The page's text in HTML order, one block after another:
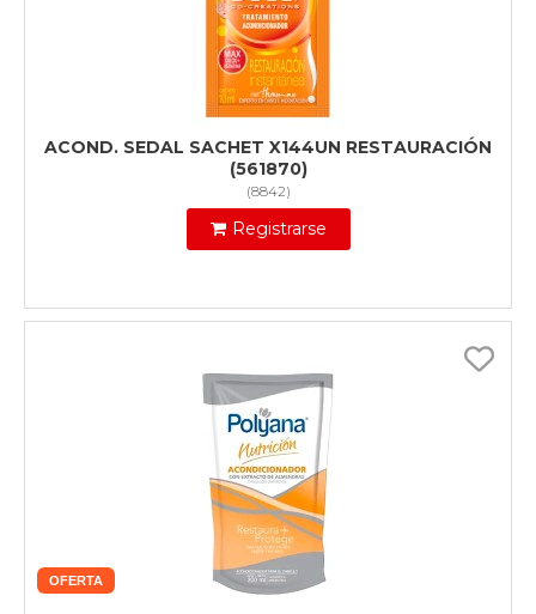
ACOND. SEDAL SACHET X144UN RESTAURACIÓN
(561870)
(8842)
Registrarse
OFERTA